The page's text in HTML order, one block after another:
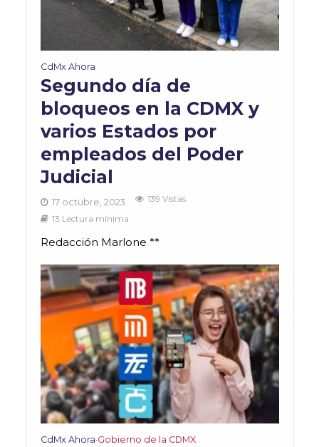
CdMx Ahora
Segundo día de
bloqueos en la CDMX y
varios Estados por
empleados del Poder
Judicial
17 octubre, 2023
139 Vistas
13 Lectura mínima
Redacción Marlone **
CdMx Ahora•Gobierno de la CDMX